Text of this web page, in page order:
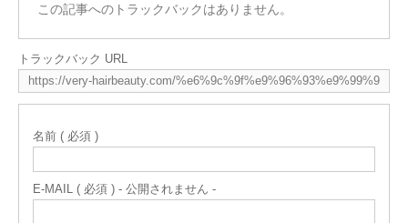
この記事へのトラックバックはありません。
トラックバック URL
名前 ( 必須 )
E-MAIL ( 必須 ) - 公開されません -